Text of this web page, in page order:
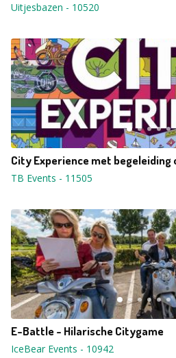
Uitjesbazen - 10520
City Experience met begeleiding
TB Events - 11505
E-Battle - Hilarische Citygame
IceBear Events - 10942